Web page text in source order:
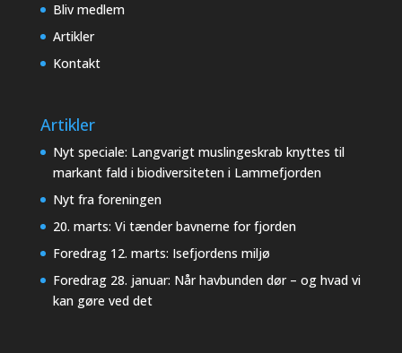
Bliv medlem
Artikler
Kontakt
Artikler
Nyt speciale: Langvarigt muslingeskrab knyttes til
markant fald i biodiversiteten i Lammefjorden
Nyt fra foreningen
20. marts: Vi tænder bavnerne for fjorden
Foredrag 12. marts: Isefjordens miljø
Foredrag 28. januar: Når havbunden dør – og hvad vi
kan gøre ved det